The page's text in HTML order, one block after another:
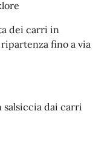
dei carri in
fino a via
dai carri